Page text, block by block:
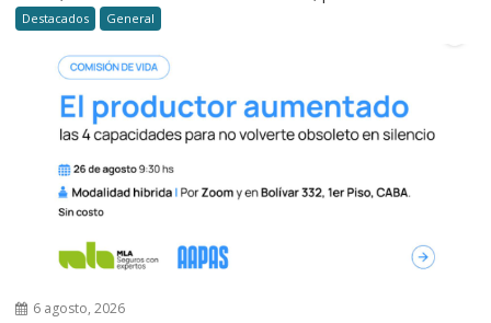
Destacados General
6 agosto, 2026